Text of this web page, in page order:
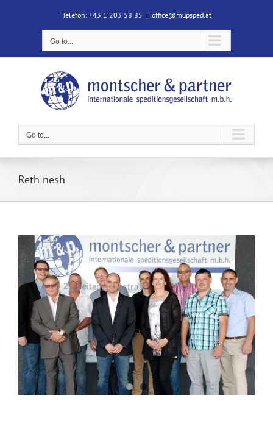
Telefon: +43 1 203 58 85 | office@mupsped.at
Go to...
Go to...
Reth nesh